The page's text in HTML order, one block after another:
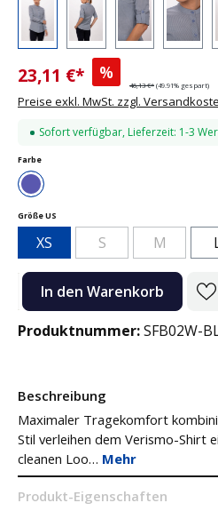
23,11 €* %
46,13 €* (49.91% gespart)
Preise exkl. MwSt. zzgl.
Sofort verfügbar, Lieferzeit: 1-3
Farbeauswählen
Blau
Größe US
XS S(Diese Option ist
M(Diese
Produkt Anzahl: Gib den
In den Warenkorb
Produktnummer:SFB02W-
Beschreibung
Maximaler Tragekomfort
Stil verleihen dem Verismo-Shirt
cleanen Loo… Mehr
Produkt-Eigenschaften